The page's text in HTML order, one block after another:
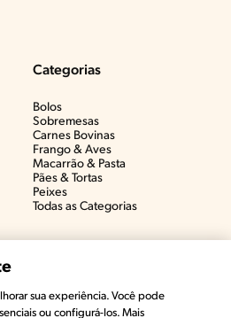
Categorias
Bolos
Sobremesas
Carnes Bovinas​
Frango & Aves​
Macarrão & Pasta​
Pães & Tortas​
Peixes
Todas as Categorias
sua experiência. Você pode
ou configurá-los. Mais